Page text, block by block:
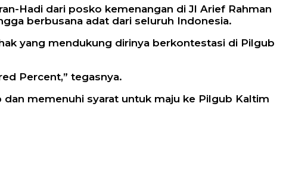
Hadi dari posko kemenangan di Jl Arief Rahman
berbusana adat dari seluruh Indonesia.
yang mendukung dirinya berkontestasi di Pilgub
Percent,” tegasnya.
memenuhi syarat untuk maju ke Pilgub Kaltim